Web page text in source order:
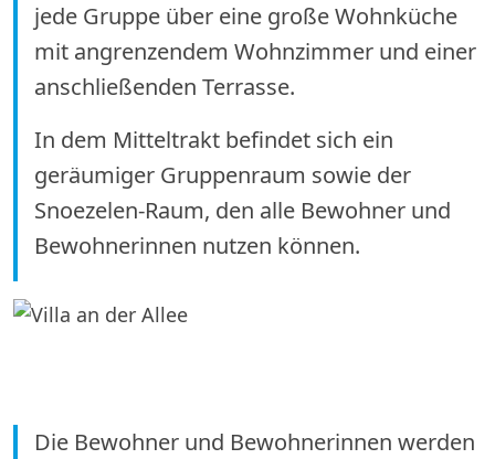
jede Gruppe über eine große Wohnküche
mit angrenzendem Wohnzimmer und einer
anschließenden Terrasse.
In dem Mitteltrakt befindet sich ein
geräumiger Gruppenraum sowie der
Snoezelen-Raum, den alle Bewohner und
Bewohnerinnen nutzen können.
Die Bewohner und Bewohnerinnen werden